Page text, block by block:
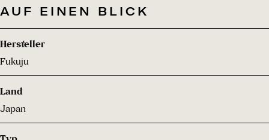
AUF EINEN BLICK
Hersteller
Fukuju
Land
Japan